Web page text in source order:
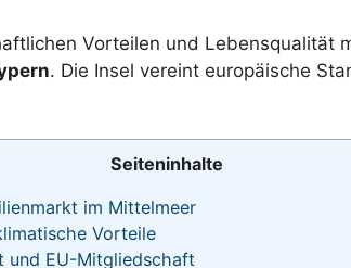
Vorteilen und Lebensqualität
. Die Insel vereint europäische
Seiteninhalte
im Mittelmeer
Vorteile
EU-Mitgliedschaft